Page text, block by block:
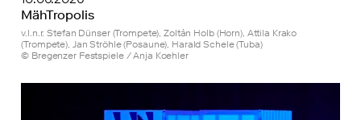
MähTropolis
v.l.n.r. Stefan Dünser (Trompete), Zoltán Holb (Horn), Attila Krako
(Trompete), Jan Ströhle (Posaune), Harald Schele (Tuba)
© Bregenzer Festspiele / Anja Koehler